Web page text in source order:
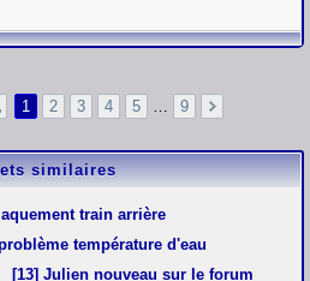
1 2 3 4 5 … 9
similaires
train arrière
problème température d'eau
[13] Julien nouveau sur le forum